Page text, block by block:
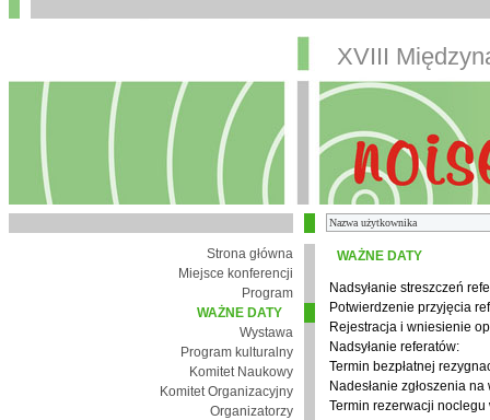
XVIII
Strona główna
Miejsce konferencji
Program
WAŻNE DATY
Wystawa
Program kulturalny
Komitet Naukowy
Komitet Organizacyjny
Organizatorzy
WAŻNE DATY
Nadsyłanie streszczeń
Potwierdzenie przyjęcia
Rejestracja i wniesienie
Nadsyłanie referatów:
Termin bezpłatnej
Nadesłanie zgłoszenia na
Termin rezerwacji